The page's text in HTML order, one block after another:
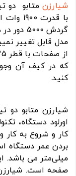
شیارزن
با
گردش
مدل قابل تغییر
که در کیف آن
کنید.
اورلود دستگاه،
کار و شروع به کار
میلی‌متر می